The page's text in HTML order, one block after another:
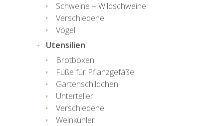
Schweine + Wildschweine
Verschiedene
Vögel
Utensilien
Brotboxen
Füße für Pflanzgefäße
Gartenschildchen
Unterteller
Verschiedene
Weinkühler